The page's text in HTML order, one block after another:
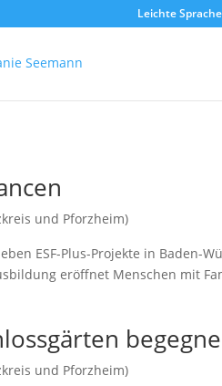
Leichte Sprache
Seemann
und Pforzheim)
ESF-Plus-Projekte in Baden-
eröffnet Menschen mit
und Pforzheim)